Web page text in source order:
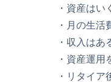
・資産はい
・月の生活
・収入はあ
・資産運用
・リタイア